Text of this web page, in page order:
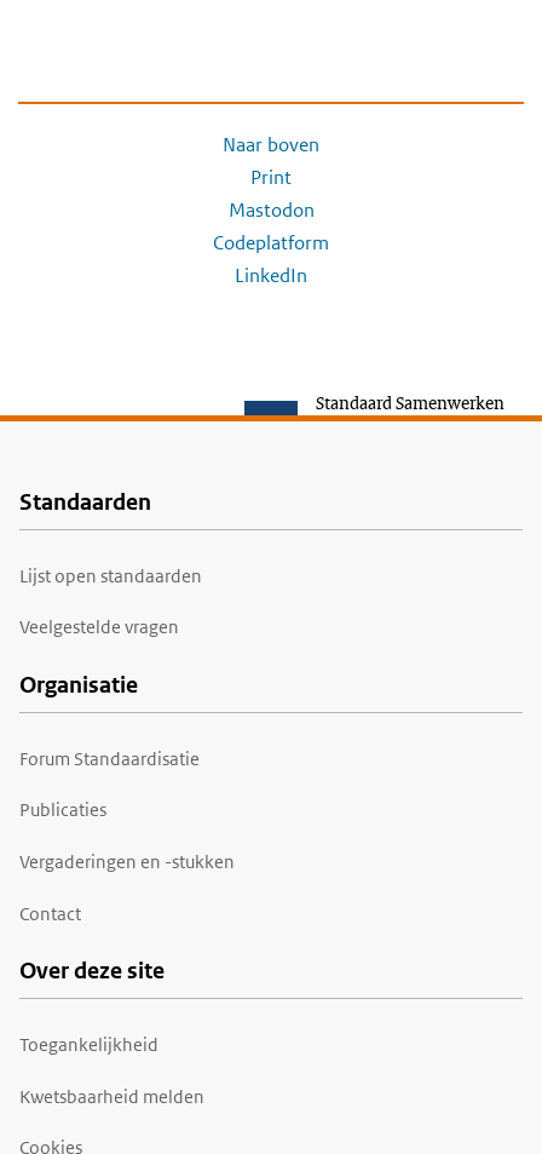
Naar boven
Print
Mastodon
Codeplatform
LinkedIn
Standaard Samenwerken
Voet
Standaarden
Lijst open standaarden
Veelgestelde vragen
Organisatie
Forum Standaardisatie
Publicaties
Vergaderingen en -stukken
Contact
Over deze site
Toegankelijkheid
Kwetsbaarheid melden
Cookies